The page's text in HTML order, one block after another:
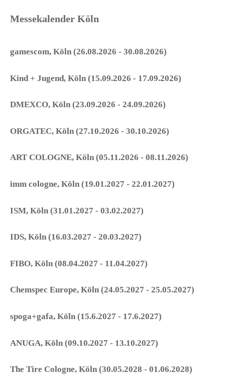
Messekalender Köln
gamescom, Köln (26.08.2026 - 30.08.2026)
Kind + Jugend, Köln (15.09.2026 - 17.09.2026)
DMEXCO, Köln (23.09.2026 - 24.09.2026)
ORGATEC, Köln (27.10.2026 - 30.10.2026)
ART COLOGNE, Köln (05.11.2026 - 08.11.2026)
imm cologne, Köln (19.01.2027 - 22.01.2027)
ISM, Köln (31.01.2027 - 03.02.2027)
IDS, Köln (16.03.2027 - 20.03.2027)
FIBO, Köln (08.04.2027 - 11.04.2027)
Chemspec Europe, Köln (24.05.2027 - 25.05.2027)
spoga+gafa, Köln (15.6.2027 - 17.6.2027)
ANUGA, Köln (09.10.2027 - 13.10.2027)
The Tire Cologne, Köln (30.05.2028 - 01.06.2028)